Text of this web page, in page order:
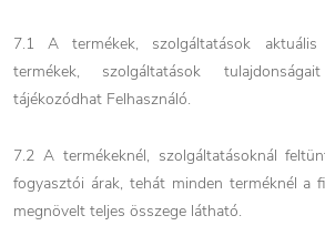
7.1 A termékek, szolgáltatások
termékek, szolgáltatások
tájékozódhat Felhasználó.
7.2 A termékeknél, szolgáltatásoknál
fogyasztói árak, tehát minden terméknél a
megnövelt teljes összege látható.